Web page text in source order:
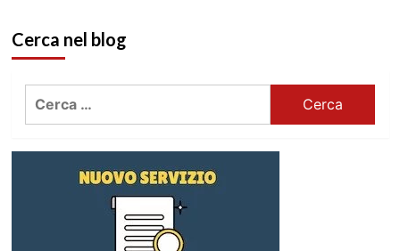
Cerca nel blog